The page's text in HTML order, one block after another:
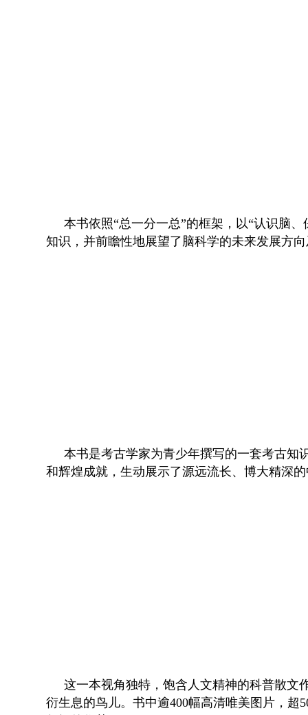
本书依照“总一分一总”的框架，以“认识脑
知识，并前瞻性地展望了脑科学的未来发展方
本书是考古学家为青少年撰写的一套考古知
和辉煌成就，生动展示了源远流长、博大精深的
这一本视角独特，饱含人文精神的科普散文
衍生息的鸟儿。书中逾400幅高清唯美图片，